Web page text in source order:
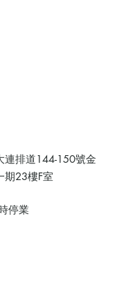
連排道144-150號金
期23樓F室
停業